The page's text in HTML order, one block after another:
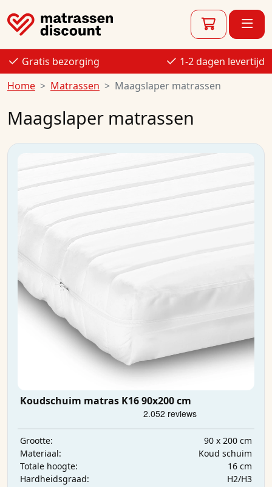
Gratis bezorging
1-2 dagen levertijd
Home
Matrassen Maagslaper matrassen
Maagslaper matrassen
Koudschuim matras K16 90x200 cm
Grootte:
90 x 200 cm
Materiaal:
Koud schuim
Totale hoogte:
16 cm
Hardheidsgraad:
H2/H3